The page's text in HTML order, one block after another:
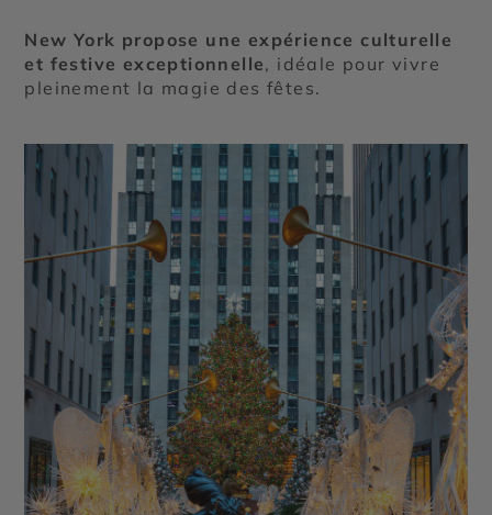
New York propose une expérience culturelle
et festive exceptionnelle, idéale pour vivre
pleinement la magie des fêtes.